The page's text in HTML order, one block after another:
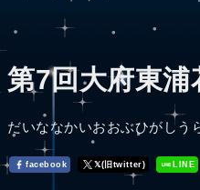
第7回大府東浦
だいななかいおおぶひがしう
facebook 𝕏(旧twitter) LINE